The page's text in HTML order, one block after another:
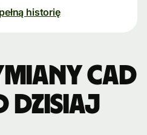
historię
CAD
dzisiaj